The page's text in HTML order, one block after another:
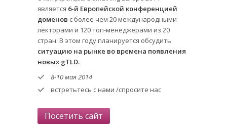
является 6-й Европейской конференцией
доменов с более чем 20 международными
лекторами и 120 топ-менеджерами из 20
стран. В этом году планируется обсудить
ситуацию на рынке во времена появления
новых gTLD.
8-10 мая 2014
встретьтесь с нами /спросите нас
Посетить сайт